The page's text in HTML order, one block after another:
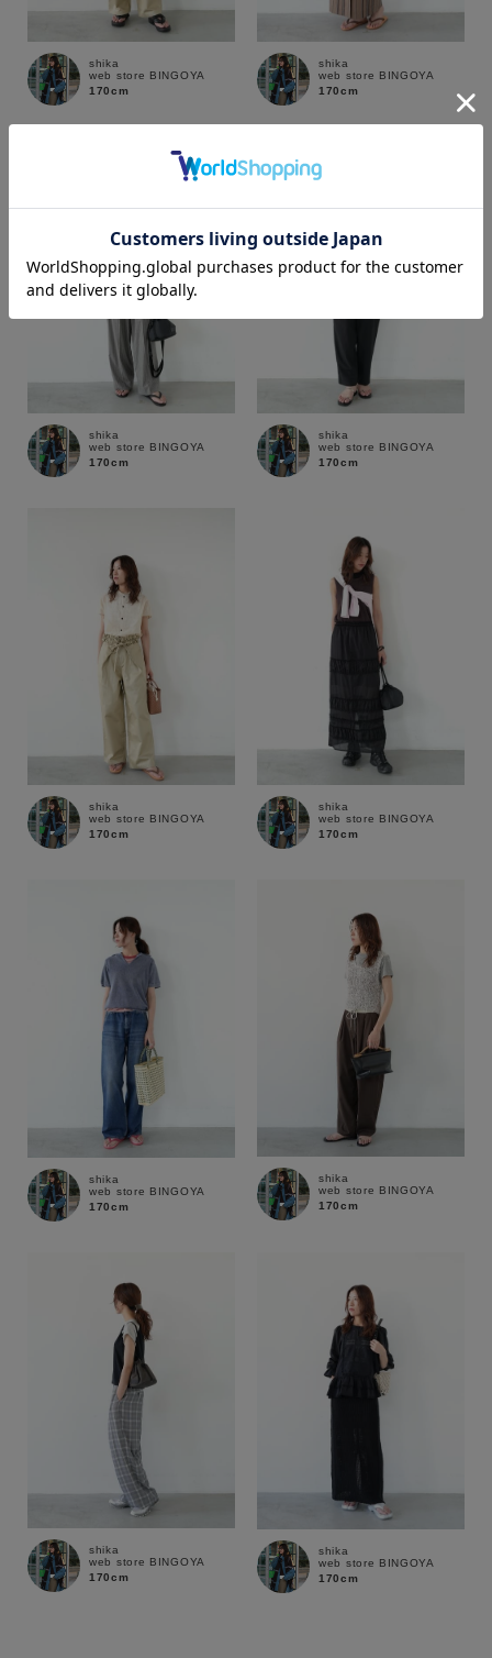
商品タイプ
在庫あり 在庫なし含む
shika
web store BINGOYA
170cm
shika
web store BINGOYA
170cm
shika
web store BINGOYA
170cm
shika
web store BINGOYA
170cm
shika
web store BINGOYA
170cm
shika
web store BINGOYA
170cm
shika
web store BINGOYA
170cm
shika
web store BINGOYA
170cm
shika
web store BINGOYA
170cm
shika
web store BINGOYA
170cm